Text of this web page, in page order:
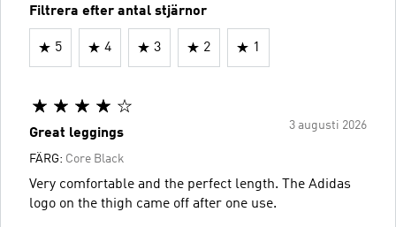
Filtrera efter antal stjärnor
5 4 3 2 1
3 augusti 2026
Great leggings
FÄRG: Core Black
Very comfortable and the perfect length. The Adidas
logo on the thigh came off after one use.